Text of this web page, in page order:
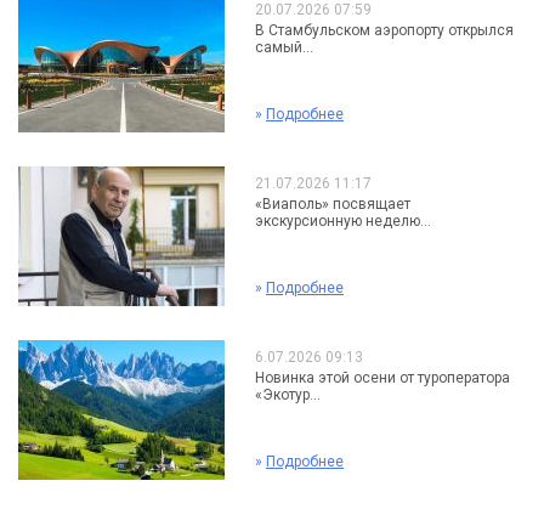
20.07.2026 07:59
В Стамбульском аэропорту открылся
самый...
» Подробнее
21.07.2026 11:17
«Виаполь» посвящает
экскурсионную неделю...
» Подробнее
6.07.2026 09:13
Новинка этой осени от туроператора
«Экотур...
» Подробнее